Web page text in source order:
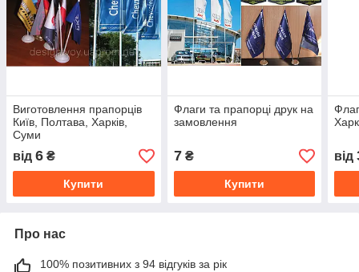
Виготовлення прапорців
Київ, Полтава, Харків,
Суми
від 6 ₴
Купити
Флаги та прапорці друк на
замовлення
7₴
Купити
від
Про нас
100% позитивних з 94 відгуків за рік